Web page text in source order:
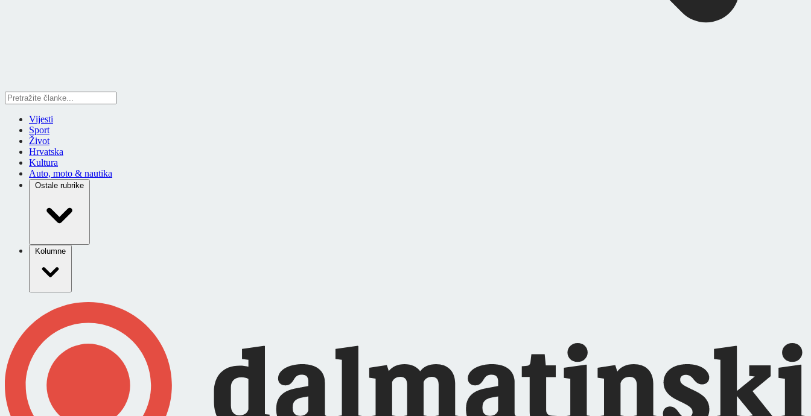
Vijesti
Sport
Život
Hrvatska
Kultura
Auto, moto & nautika
Ostale rubrike
Kolumne